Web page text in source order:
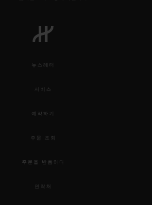
뉴스레터
서비스
예약하기
주문 조회
주문을 반품하다
연락처